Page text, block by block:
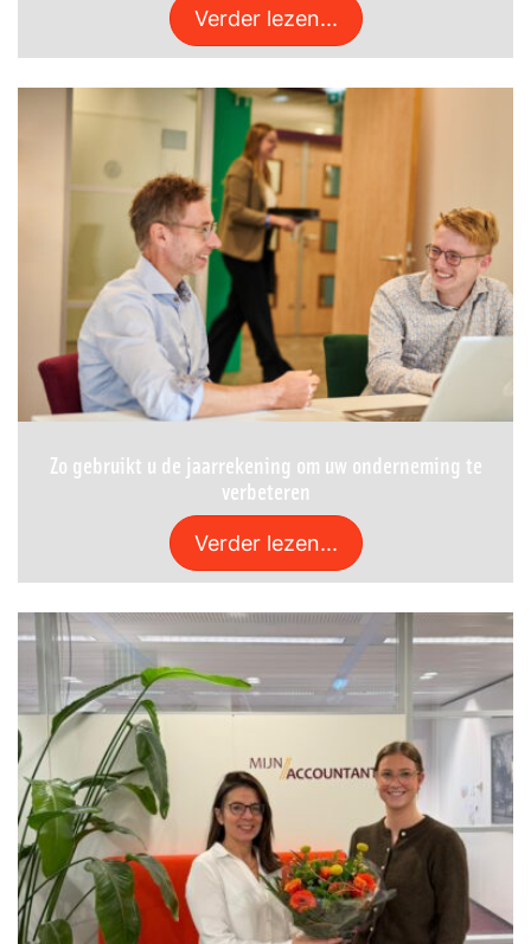
Verder lezen...
Zo gebruikt u de jaarrekening om uw onderneming te
verbeteren
Verder lezen...